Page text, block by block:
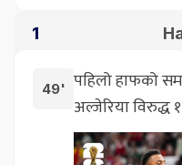
1
49' पहिलो हाफको
अल्जेरिया विरुद्ध